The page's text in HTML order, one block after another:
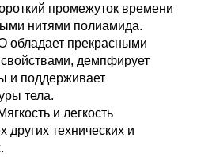
промежуток времени
нитями полиамида.
обладает прекрасными
демпфирует
и поддерживает
тела.
и легкость
других технических и